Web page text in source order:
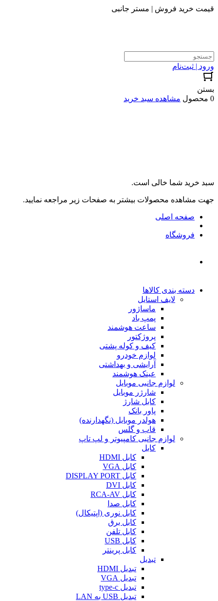
قیمت خرید فروش | مستر جانبی
ورود | ثبت‌نام
بستن
0 محصول
مشاهده سبد خرید
سبد خرید شما خالی است.
جهت مشاهده محصولات بیشتر به صفحات زیر مراجعه نمایید.
صفحه اصلی
فروشگاه
دسته بندی کالاها
لایف استایل
ماساژور
پمپ باد
ساعت هوشمند
پروژکتور
کیف و کوله پشتی
لوازم خودرو
آرایشی و بهداشتی
عینک هوشمند
لوازم جانبی موبایل
شارژر موبایل
کابل شارژ
پاور بانک
هولدر موبایل (نگهدارنده)
قاب و گلس
لوازم جانبی کامپیوتر و لپ تاپ
کابل
کابل HDMI
کابل VGA
کابل DISPLAY PORT
کابل DVI
کابل RCA-AV
کابل صدا
کابل نوری (اپتیکال)
کابل برق
کابل تلفن
کابل USB
کابل پرینتر
تبدیل
تبدیل HDMI
تبدیل VGA
تبدیل type-c
تبدیل USB به LAN